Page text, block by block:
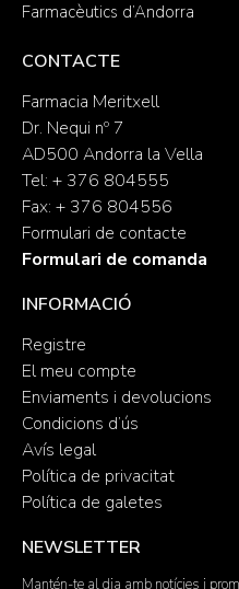
Farmacèutics d’Andorra
CONTACTE
Farmacia Meritxell
Dr. Nequi nº 7
AD500 Andorra la Vella
Tel: + 376 804555
Fax: + 376 804556
Formulari de contacte
Formulari de comanda
INFORMACIÓ
Registre
El meu compte
Enviaments i devolucions
Condicions d’ús
Avís legal
Política de privacitat
Política de galetes
NEWSLETTER
Mantén-te al dia amb notícies i